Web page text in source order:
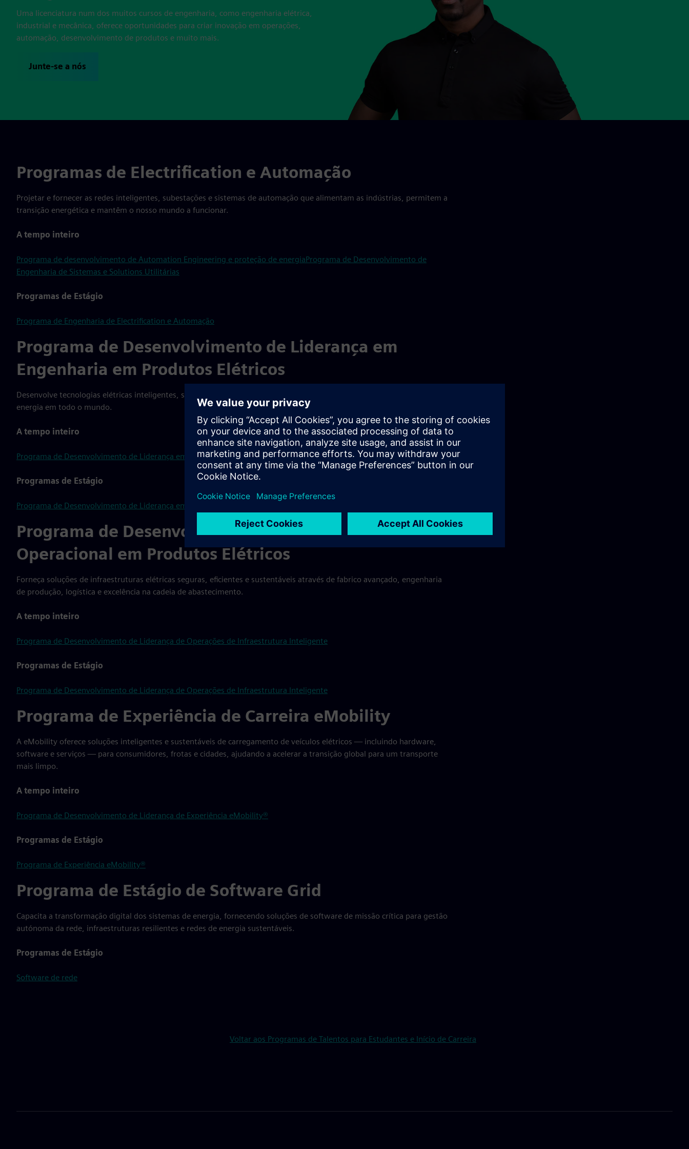
Uma licenciatura num dos muitos cursos de engenharia, como engenharia elétrica,
industrial e mecânica, oferece oportunidades para criar inovação em operações,
automação, desenvolvimento de produtos e muito mais.
Junte-se a nós
Programas de Electrification e Automação
Projetar e fornecer as redes inteligentes, subestações e sistemas de automação que alimentam as indústrias, permitem a
transição energética e mantêm o nosso mundo a funcionar.
A tempo inteiro
Programa de desenvolvimento de Automation Engineering e proteção de energiaPrograma de Desenvolvimento de
Engenharia de Sistemas e Solutions Utilitárias
Programas de Estágio
Programa de Engenharia de Electrification e Automação
Programa de Desenvolvimento de Liderança em
Engenharia em Produtos Elétricos
Desenvolve tecnologias elétricas inteligentes, seguras e sustentáveis que apoiam infraestruturas, indústria e sistemas de
energia em todo o mundo.
A tempo inteiro
Programa de Desenvolvimento de Liderança em Engenharia de Infraestruturas Inteligentes
Programas de Estágio
Programa de Desenvolvimento de Liderança em Engenharia de Infraestruturas Inteligentes
Programa de Desenvolvimento de Liderança
Operacional em Produtos Elétricos
Forneça soluções de infraestruturas elétricas seguras, eficientes e sustentáveis através de fabrico avançado, engenharia
de produção, logística e excelência na cadeia de abastecimento.
A tempo inteiro
Programa de Desenvolvimento de Liderança de Operações de Infraestrutura Inteligente
Programas de Estágio
Programa de Desenvolvimento de Liderança de Operações de Infraestrutura Inteligente
Programa de Experiência de Carreira eMobility
A eMobility oferece soluções inteligentes e sustentáveis de carregamento de veículos elétricos — incluindo hardware,
software e serviços — para consumidores, frotas e cidades, ajudando a acelerar a transição global para um transporte
mais limpo.
A tempo inteiro
Programa de Desenvolvimento de Liderança de Experiência eMobility®
Programas de Estágio
Programa de Experiência eMobility®
Programa de Estágio de Software Grid
Capacita a transformação digital dos sistemas de energia, fornecendo soluções de software de missão crítica para gestão
autónoma da rede, infraestruturas resilientes e redes de energia sustentáveis.
Programas de Estágio
Software de rede
Voltar aos Programas de Talentos para Estudantes e Início de Carreira